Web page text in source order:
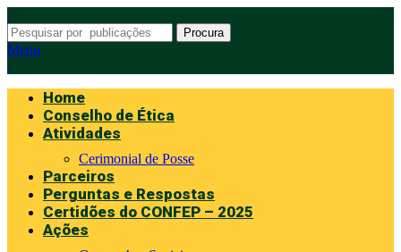
Procura
Menu
Home
Conselho de Ética
Atividades
Cerimonial de Posse
Parceiros
Perguntas e Respostas
Certidões do CONFEP – 2025
Ações